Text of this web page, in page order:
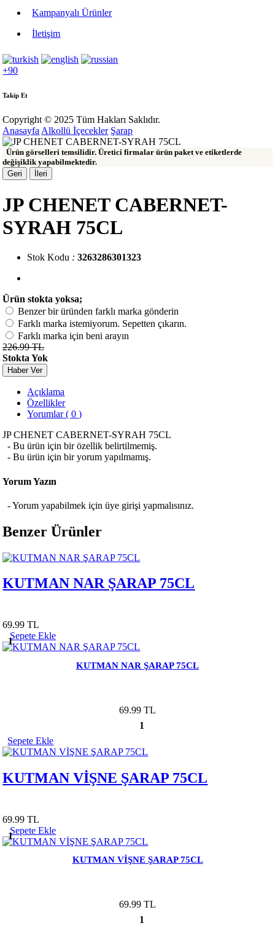
Kampanyalı Ürünler
İletişim
+90
Takip Et
Copyright © 2025 Tüm Hakları Saklıdır.
Anasayfa Alkollü İçecekler Şarap
Ürün görselleri temsilidir. Üretici firmalar ürün paket ve etiketlerde
değişiklik yapabilmektedir.
Geri
İleri
JP CHENET CABERNET-
SYRAH 75CL
Stok Kodu : 3263286301323
Ürün stokta yoksa;
Benzer bir üründen farklı marka gönderin
Farklı marka istemiyorum. Sepetten çıkarın.
Farklı marka için beni arayın
226.99 TL
Stokta Yok
Haber Ver
Açıklama
Özellikler
Yorumlar ( 0 )
JP CHENET CABERNET-SYRAH 75CL
- Bu ürün için bir özellik belirtilmemiş.
- Bu ürün için bir yorum yapılmamış.
Yorum Yazın
- Yorum yapabilmek için üye girişi yapmalısınız.
Benzer Ürünler
KUTMAN NAR ŞARAP 75CL
69.99 TL
1
Sepete Ekle
KUTMAN NAR ŞARAP 75CL
69.99 TL
1
Sepete Ekle
KUTMAN VİŞNE ŞARAP 75CL
69.99 TL
1
Sepete Ekle
KUTMAN VİŞNE ŞARAP 75CL
69.99 TL
1